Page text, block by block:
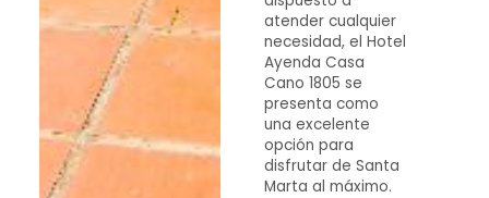
atender cualquier
necesidad, el Hotel
Ayenda Casa
Cano 1805 se
presenta como
una excelente
opción para
disfrutar de Santa
Marta al máximo.